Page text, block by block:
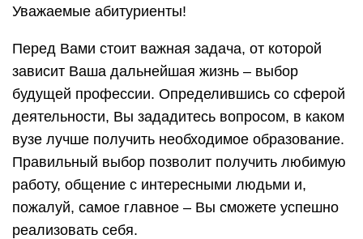
Уважаемые абитуриенты!
Перед Вами стоит важная задача, от которой
зависит Ваша дальнейшая жизнь – выбор
будущей профессии. Определившись со сферой
деятельности, Вы зададитесь вопросом, в каком
вузе лучше получить необходимое образование.
Правильный выбор позволит получить любимую
работу, общение с интересными людьми и,
пожалуй, самое главное – Вы сможете успешно
реализовать себя.